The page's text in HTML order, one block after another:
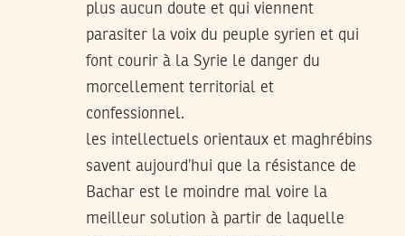
plus aucun doute et qui viennent
parasiter la voix du peuple syrien et qui
font courir à la Syrie le danger du
morcellement territorial et
confessionnel.
les intellectuels orientaux et maghrébins
savent aujourd’hui que la résistance de
Bachar est le moindre mal voire la
meilleur solution à partir de laquelle